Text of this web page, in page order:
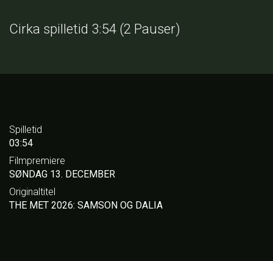
Cirka spilletid 3:54 (2 Pauser)
Spilletid
03:54
Filmpremiere
SØNDAG 13. DECEMBER
Originaltitel
THE MET 2026: SAMSON OG DALIA